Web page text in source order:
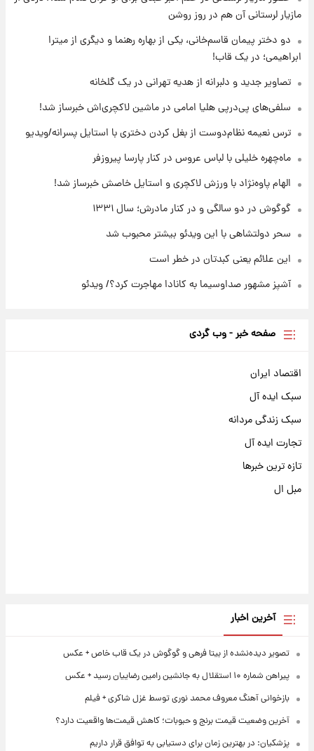
۱۳ ساعت پیش
با قدرتمندترین و بادوام ترین تانک جهان آشنا
شوید+ فیلم
۱۴ ساعت پیش
+جدول
۱۴ ساعت پیش
قیمت محصولات ایران‌خودرو و سایپا امروز شنبه
مازیار لرستانی آن هم در روز روشن
دو دختر پیمان قاسم‌خانی، یکی از بهاره رهنما و دیگری از میترا
ابراهیمی؛ در یک قاب!
تصاویر جدید و دلبرانه از هدیه تهرانی در یک گلخانه
سلفی‌های پی‌درپی هلیا امامی در ماشین لاکچری‌اش خبرساز شد!
ترس نعیمه نظام‌دوست از بغل کردن دختری با استایل پسرانه/ویدیو
ماه‌چهره خلیلی با لباس عروس در کنار پارسا پیروزفر
الهام پاوه‌نژاد با ورزش لاکچری و استایل خاصش خبرساز شد!
گوگوش در دو سالگی و در کنار مادرش؛ سال ۱۳۳۱
سحر دولتشاهی با این ویدئو بیشتر محبوب شد
این علائم یعنی کبدتان در خطر است
آشپز مشهور صداوسیما به کانادا مهاجرت کرد؟/ ویدئو
صفحه خبر - وب گردی
اقتصاد ایران
سبک ایده آل
سبک زندگی مردانه
تجارت ایده آل
تازه ترین خبرها
مبل ال
آخرین اخبار
تصویر دیده‌نشده از بیتا فرهی و گوگوش در یک قاب خاص + عکس
پیراهن شماره ۱۰ استقلال به جانشین رامین رضاییان رسید + عکس
بازخوانی آهنگ معروف محمد نوری توسط غزل شاکری + فیلم
آخرین وضعیت قیمت برنج و حبوبات؛ کاهش قیمت‌ها واقعیت دارد؟
پزشکیان: در بهترین زمان برای دستیابی به توافق قرار داریم